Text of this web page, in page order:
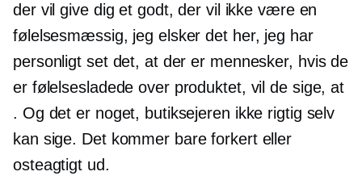
der vil give dig et godt, der vil ikke være en
følelsesmæssig, jeg elsker det her, jeg har
personligt set det, at der er mennesker, hvis de
er følelsesladede over produktet, vil de sige, at
. Og det er noget, butiksejeren ikke rigtig selv
kan sige. Det kommer bare forkert eller
osteagtigt ud.